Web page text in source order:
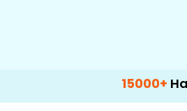
Happy